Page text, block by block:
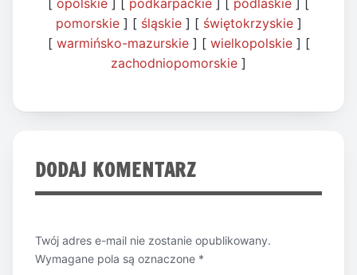
[ opolskie ] [ podkarpackie ] [ podlaskie ] [
pomorskie] [ śląskie] [ świętokrzyskie]
[ warmińsko-mazurskie] [ wielkopolskie] [
zachodniopomorskie ]
DODAJ KOMENTARZ
Twój adres e-mail nie zostanie opublikowany.
Wymagane pola są oznaczone *